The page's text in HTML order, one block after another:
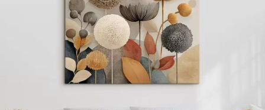
Екологічний матеріал
грн
Яскраві, насичені кольори
Стійкість до вицвітання